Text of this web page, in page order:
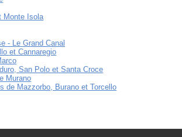
Monte Isola
- Le Grand Canal
et Cannaregio
San Polo et Santa Croce
Murano
de Mazzorbo, Burano et Torcello